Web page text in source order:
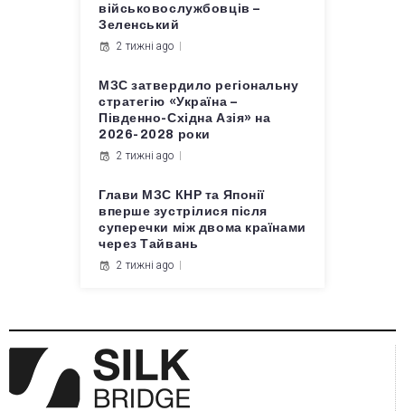
військовослужбовців –
Зеленський
2 тижні ago
МЗС затвердило регіональну
стратегію «Україна –
Південно-Східна Азія» на
2026-2028 роки
2 тижні ago
Глави МЗС КНР та Японії
вперше зустрілися після
суперечки між двома країнами
через Тайвань
2 тижні ago